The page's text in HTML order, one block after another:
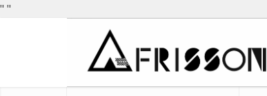
" "